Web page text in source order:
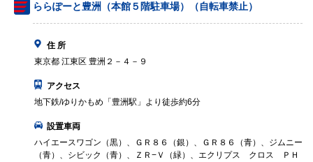
ららぽーと豊洲（本館５階駐車場）（自転車禁止）
住 所
東京都 江東区 豊洲２－４－９
アクセス
地下鉄/ゆりかもめ「豊洲駅」より徒歩約6分
設置車両
ハイエースワゴン（黒）、ＧＲ８６（銀）、ＧＲ８６（青）、ジムニー
（青）、シビック（青）、ＺＲ−Ｖ（緑）、エクリプス クロス ＰＨ